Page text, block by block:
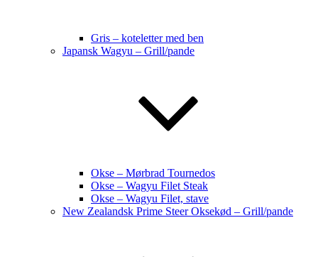
Gris – koteletter med ben
Japansk Wagyu – Grill/pande
Okse – Mørbrad Tournedos
Okse – Wagyu Filet Steak
Okse – Wagyu Filet, stave
New Zealandsk Prime Steer Oksekød – Grill/pande